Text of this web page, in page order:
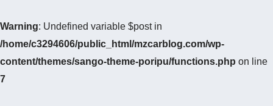
Warning: Undefined variable $post in
/home/c3294606/public_html/mzcarblog.com/wp-
content/themes/sango-theme-poripu/functions.php on line
7